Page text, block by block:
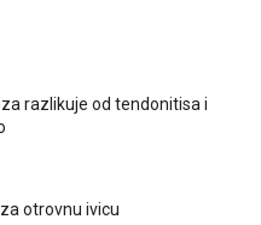
razlikuje od tendonitisa i
otrovnu ivicu